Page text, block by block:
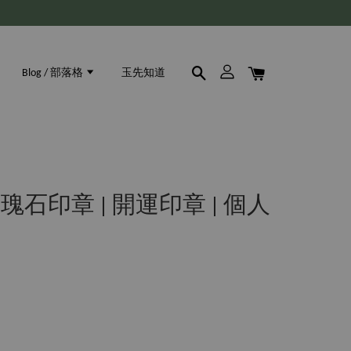
Blog / 部落格 玉先知道
石印章 | 開運印章 | 個人